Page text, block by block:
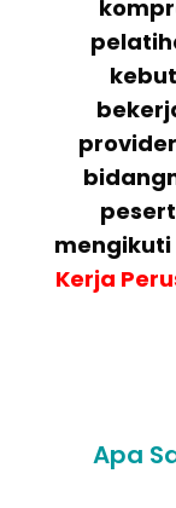
mengikuti
Kerja
Apa